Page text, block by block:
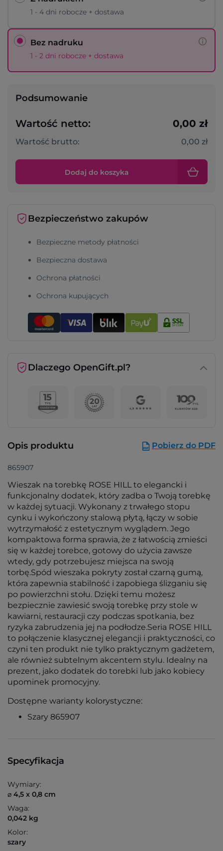
1 - 4 dni robocze + dostawa
Bez nadruku
1 - 2 dni robocze + dostawa
Podsumowanie
Wartość netto: 0,00 zł
Wartość brutto: 0,00 zł
Dodaj do koszyka
Bezpieczeństwo zakupów
Bezpieczne metody płatności
Bezpieczna dostawa
Ochrona płatności
Ochrona kupujących
Dlaczego OpenGift.pl?
Opis produktu Pobierz do PDF
865907
Wieszak na torebkę ROSE HILL to elegancki i
funkcjonalny dodatek, który zadba o Twoją torebkę
w każdej sytuacji. Wykonany z trwałego stopu
cynku i wykończony stalową płytą, łączy w sobie
wytrzymałość z estetycznym wyglądem. Jego
kompaktowa forma sprawia, że z łatwością zmieści
się w każdej torebce, gotowy do użycia zawsze
wtedy, gdy potrzebujesz miejsca na swoją
torbę.Spód wieszaka pokryty został czarną gumą,
która zapewnia stabilność i zapobiega ślizganiu się
po powierzchni stołu. Dzięki temu możesz
bezpiecznie zawiesić swoją torebkę przy stole w
kawiarni, restauracji czy podczas spotkania, bez
ryzyka zabrudzenia jej na podłodze.Seria ROSE HILL
to połączenie klasycznej elegancji i praktyczności, co
czyni ten produkt nie tylko praktycznym gadżetem,
ale również subtelnym akcentem stylu. Idealny na
prezent, jako dodatek do torebki lub jako kobiecy
upominek promocyjny.
Dostępne warianty kolorystyczne:
Szary 865907
Specyfikacja
Wymiary:
⌀ 4,5 x 0,8 cm
Waga:
0,042 kg
Kolor:
szary